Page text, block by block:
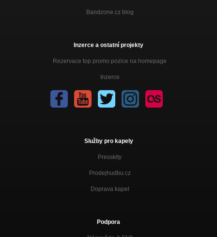
Bandzone.cz blog
Inzerce a ostatní projekty
Rezervace top promo pozice na homepage
Inzerce
Služby pro kapely
Presskity
Prodejhudbu.cz
Doprava kapel
Podpora